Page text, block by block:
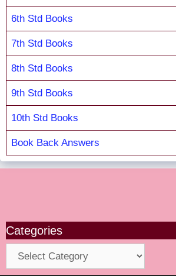
6th Std Books
7th Std Books
8th Std Books
9th Std Books
10th Std Books
Book Back Answers
Categories
Categories